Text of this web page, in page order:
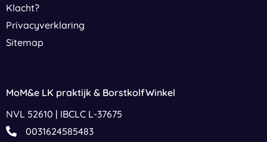
Klacht?
Privacyverklaring
Sitemap
MoM&e LK praktijk & BorstkolfWinkel
NVL 52610 | IBCLC L-37675
0031624585483